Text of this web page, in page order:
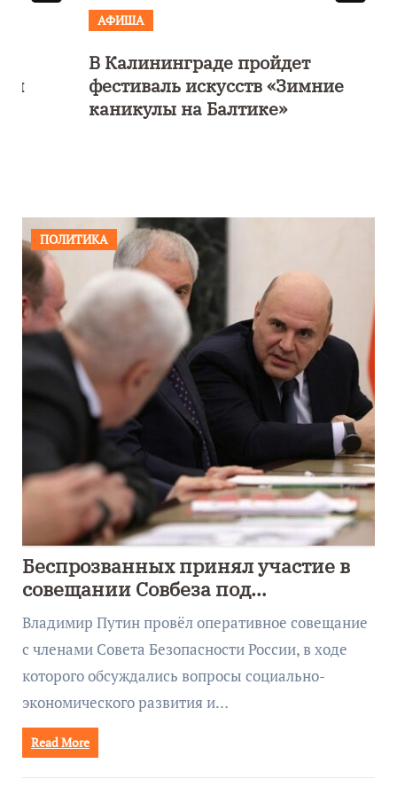
В Калининграде пройдет
фестиваль искусств «Зимние
каникулы на Балтике»
ПОЛИТИКА
Беспрозванных принял участие в
совещании Совбеза под
руководством Путина
Владимир Путин провёл оперативное совещание
с членами Совета Безопасности России, в ходе
которого обсуждались вопросы социально-
экономического развития и…
Read More